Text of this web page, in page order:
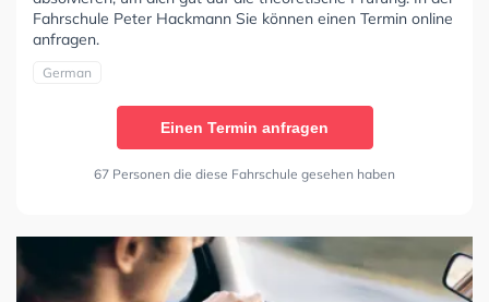
Fahrschule Peter Hackmann Sie können einen Termin online
anfragen.
German
Einen Termin anfragen
67 Personen die diese Fahrschule gesehen haben